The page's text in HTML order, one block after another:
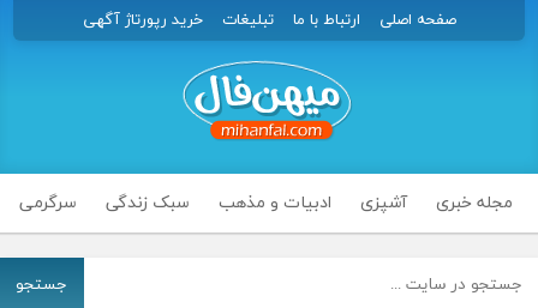
صفحه اصلی ارتباط با ما تبلیغات خرید رپورتاژ آگهی
مجله خبری آشپزی ادبیات و مذهب سبک زندگی سرگرمی
جستجو